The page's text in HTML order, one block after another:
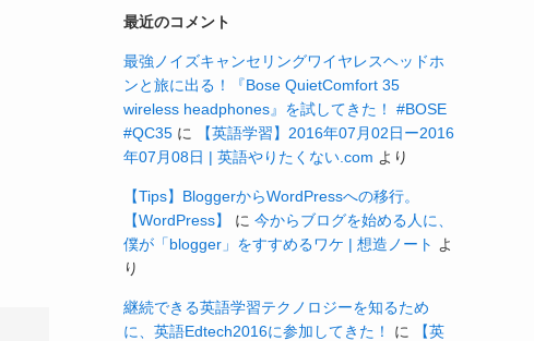
最近のコメント
最強ノイズキャンセリングワイヤレスヘッドホ
ンと旅に出る！『Bose QuietComfort 35
wireless headphones』を試してきた！ #BOSE
#QC35 に
【英語学習】2016年07月02日ー2016
年07月08日 | 英語やりたくない.com より
【Tips】BloggerからWordPressへの移行。
【WordPress】
に 今からブログを始める人に、
僕が「blogger」をすすめるワケ | 想造ノート よ
り
継続できる英語学習テクノロジーを知るため
に、英語Edtech2016に参加してきた！
に
【英